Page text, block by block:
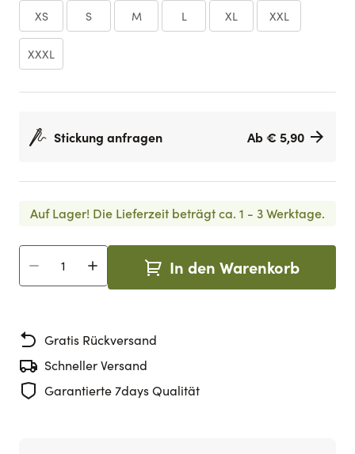
XS S M L XL XXL
XXXL
Stickung anfragen Ab € 5,90
Auf Lager! Die Lieferzeit beträgt ca. 1 - 3 Werktage.
Menge In den Warenkorb
Gratis Rückversand
Schneller Versand
Garantierte 7days Qualität